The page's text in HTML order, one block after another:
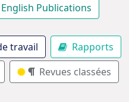
English Publications
travail
Rapports
Revues classées